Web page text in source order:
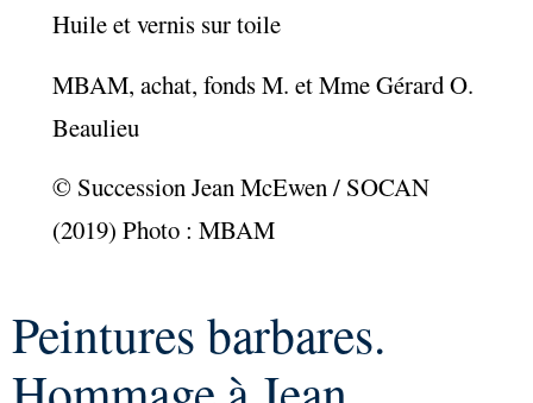
Huile et vernis sur toile
MBAM, achat, fonds M. et Mme Gérard O.
Beaulieu
© Succession Jean McEwen / SOCAN
(2019) Photo : MBAM
Peintures barbares.